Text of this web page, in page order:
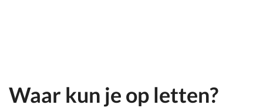
Waar kun je op letten?